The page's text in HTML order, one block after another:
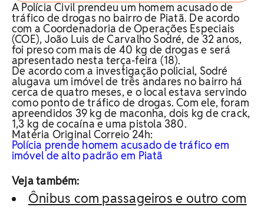
A Polícia Civil prendeu um homem acusado de
tráfico de drogas no bairro de Piatã. De acordo
com a Coordenadoria de Operações Especiais
(COE), João Luis de Carvalho Sodré, de 32 anos,
foi preso com mais de 40 kg de drogas e será
apresentado nesta terça-feira (18).
De acordo com a investigação policial, Sodré
alugava um imóvel de três andares no bairro há
cerca de quatro meses, e o local estava servindo
como ponto de tráfico de drogas. Com ele, foram
apreendidos 39 kg de maconha, dois kg de crack,
1,3 kg de cocaína e uma pistola 380.
Matéria Original Correio 24h:
Polícia prende homem acusado de tráfico em
imóvel de alto padrão em Piatã
Veja também:
Ônibus com passageiros e outro com